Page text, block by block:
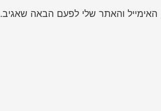
והאתר שלי לפעם הבאה שאגיב.